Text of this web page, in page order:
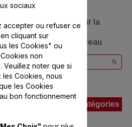
cet article est bien
appareil, veuillez saisir la
dans la barre de
vous référer au tableau
Catégories
sociaux
accepter ou refuser ce
cliquant sur
les Cookies" ou
non
Veuillez noter que si
Cookies, nous
les Cookies
bon fonctionnement